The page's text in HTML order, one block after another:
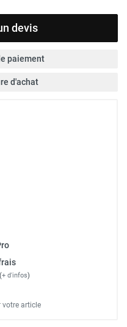
devis
paiement
d'achat
(+ d'infos)
votre article